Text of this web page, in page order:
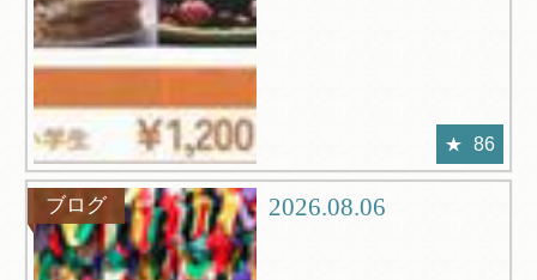
86
ブログ 2026.08.06